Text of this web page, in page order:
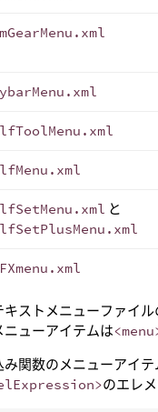
と
キストメニューファイ
ニューアイテムは
み関数のメニューアイ
のエレ